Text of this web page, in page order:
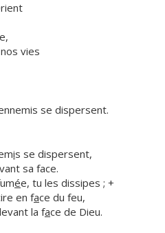
vies
se dispersent.
is se dispersent,
sa face.
ée, tu les dissipes ; +
en face du feu,
la face de Dieu.